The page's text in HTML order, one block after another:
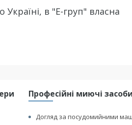
Україні, в "Е-груп" власна
Професійні миючі засоби
Догляд за посудомийними